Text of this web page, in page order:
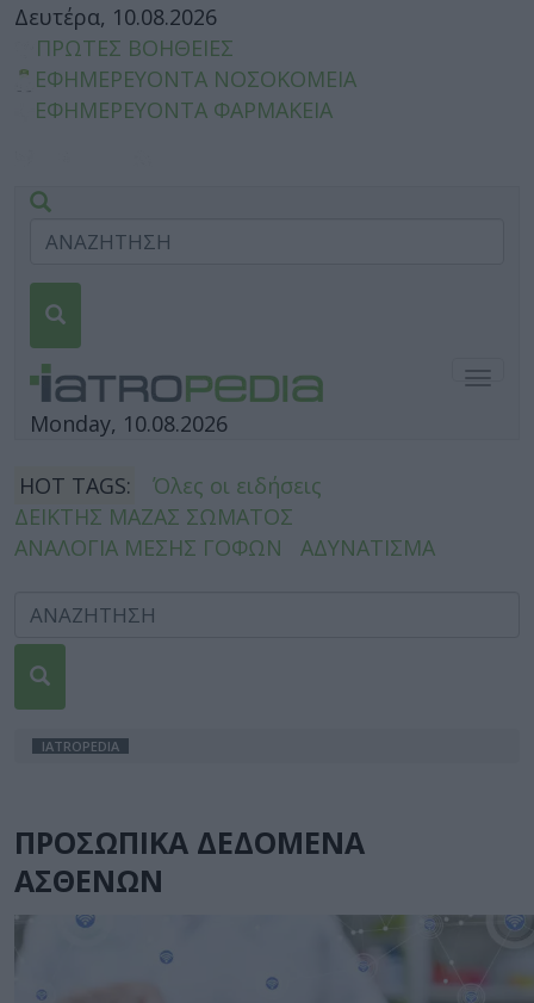
Δευτέρα, 10.08.2026
ΠΡΩΤΕΣ ΒΟΗΘΕΙΕΣ
ΕΦΗΜΕΡΕΥΟΝΤΑ ΝΟΣΟΚΟΜΕΙΑ
ΕΦΗΜΕΡΕΥΟΝΤΑ ΦΑΡΜΑΚΕΙΑ
Monday, 10.08.2026
HOT TAGS:
Όλες οι ειδήσεις
ΔΕΙΚΤΗΣ ΜΑΖΑΣ ΣΩΜΑΤΟΣ
ΑΝΑΛΟΓΙΑ ΜΕΣΗΣ ΓΟΦΩΝ
ΑΔΥΝΑΤΙΣΜΑ
IATROPEDIA
ΠΡΟΣΩΠΙΚΑ ΔΕΔΟΜΕΝΑ
ΑΣΘΕΝΩΝ